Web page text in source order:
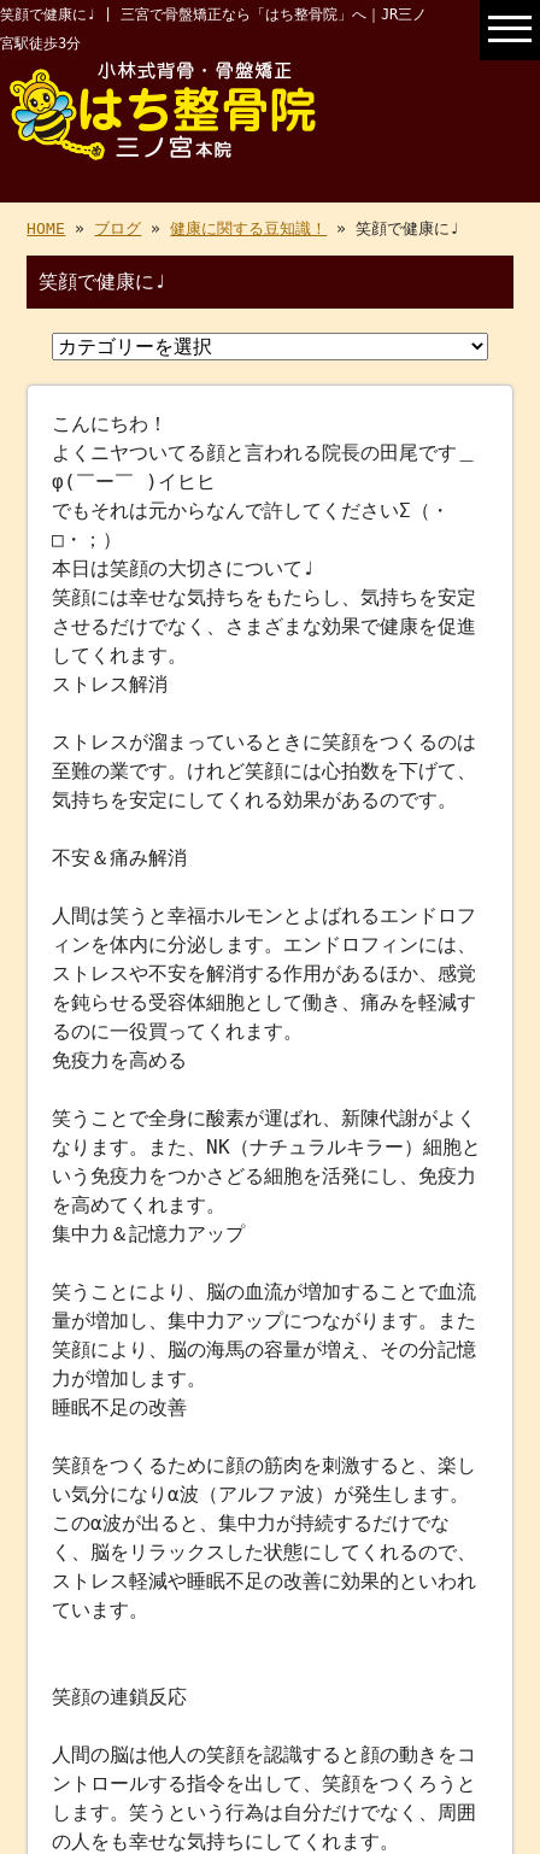
笑顔で健康に♩ | 三宮で骨盤矯正なら「はち整骨院」へ｜JR三ノ
宮駅徒歩3分
HOME » ブログ »健康に関する豆知識！ » 笑顔で健康に♩
笑顔で健康に♩
こんにちわ！
よくニヤついてる顔と言われる院長の田尾です＿
φ(￣ー￣ )イヒヒ
でもそれは元からなんで許してくださいΣ（・
□・；）
本日は笑顔の大切さについて♩
笑顔には幸せな気持ちをもたらし、気持ちを安定
させるだけでなく、さまざまな効果で健康を促進
してくれます。
ストレス解消
ストレスが溜まっているときに笑顔をつくるのは
至難の業です。けれど笑顔には心拍数を下げて、
気持ちを安定にしてくれる効果があるのです。
不安＆痛み解消
人間は笑うと幸福ホルモンとよばれるエンドロフ
ィンを体内に分泌します。エンドロフィンには、
ストレスや不安を解消する作用があるほか、感覚
を鈍らせる受容体細胞として働き、痛みを軽減す
るのに一役買ってくれます。
免疫力を高める
笑うことで全身に酸素が運ばれ、新陳代謝がよく
なります。また、NK（ナチュラルキラー）細胞と
いう免疫力をつかさどる細胞を活発にし、免疫力
を高めてくれます。
集中力＆記憶力アップ
笑うことにより、脳の血流が増加することで血流
量が増加し、集中力アップにつながります。また
笑顔により、脳の海馬の容量が増え、その分記憶
力が増加します。
睡眠不足の改善
笑顔をつくるために顔の筋肉を刺激すると、楽し
い気分になりα波（アルファ波）が発生します。
このα波が出ると、集中力が持続するだけでな
く、脳をリラックスした状態にしてくれるので、
ストレス軽減や睡眠不足の改善に効果的といわれ
ています。
笑顔の連鎖反応
人間の脳は他人の笑顔を認識すると顔の動きをコ
ントロールする指令を出して、笑顔をつくろうと
します。笑うという行為は自分だけでなく、周囲
の人をも幸せな気持ちにしてくれます。